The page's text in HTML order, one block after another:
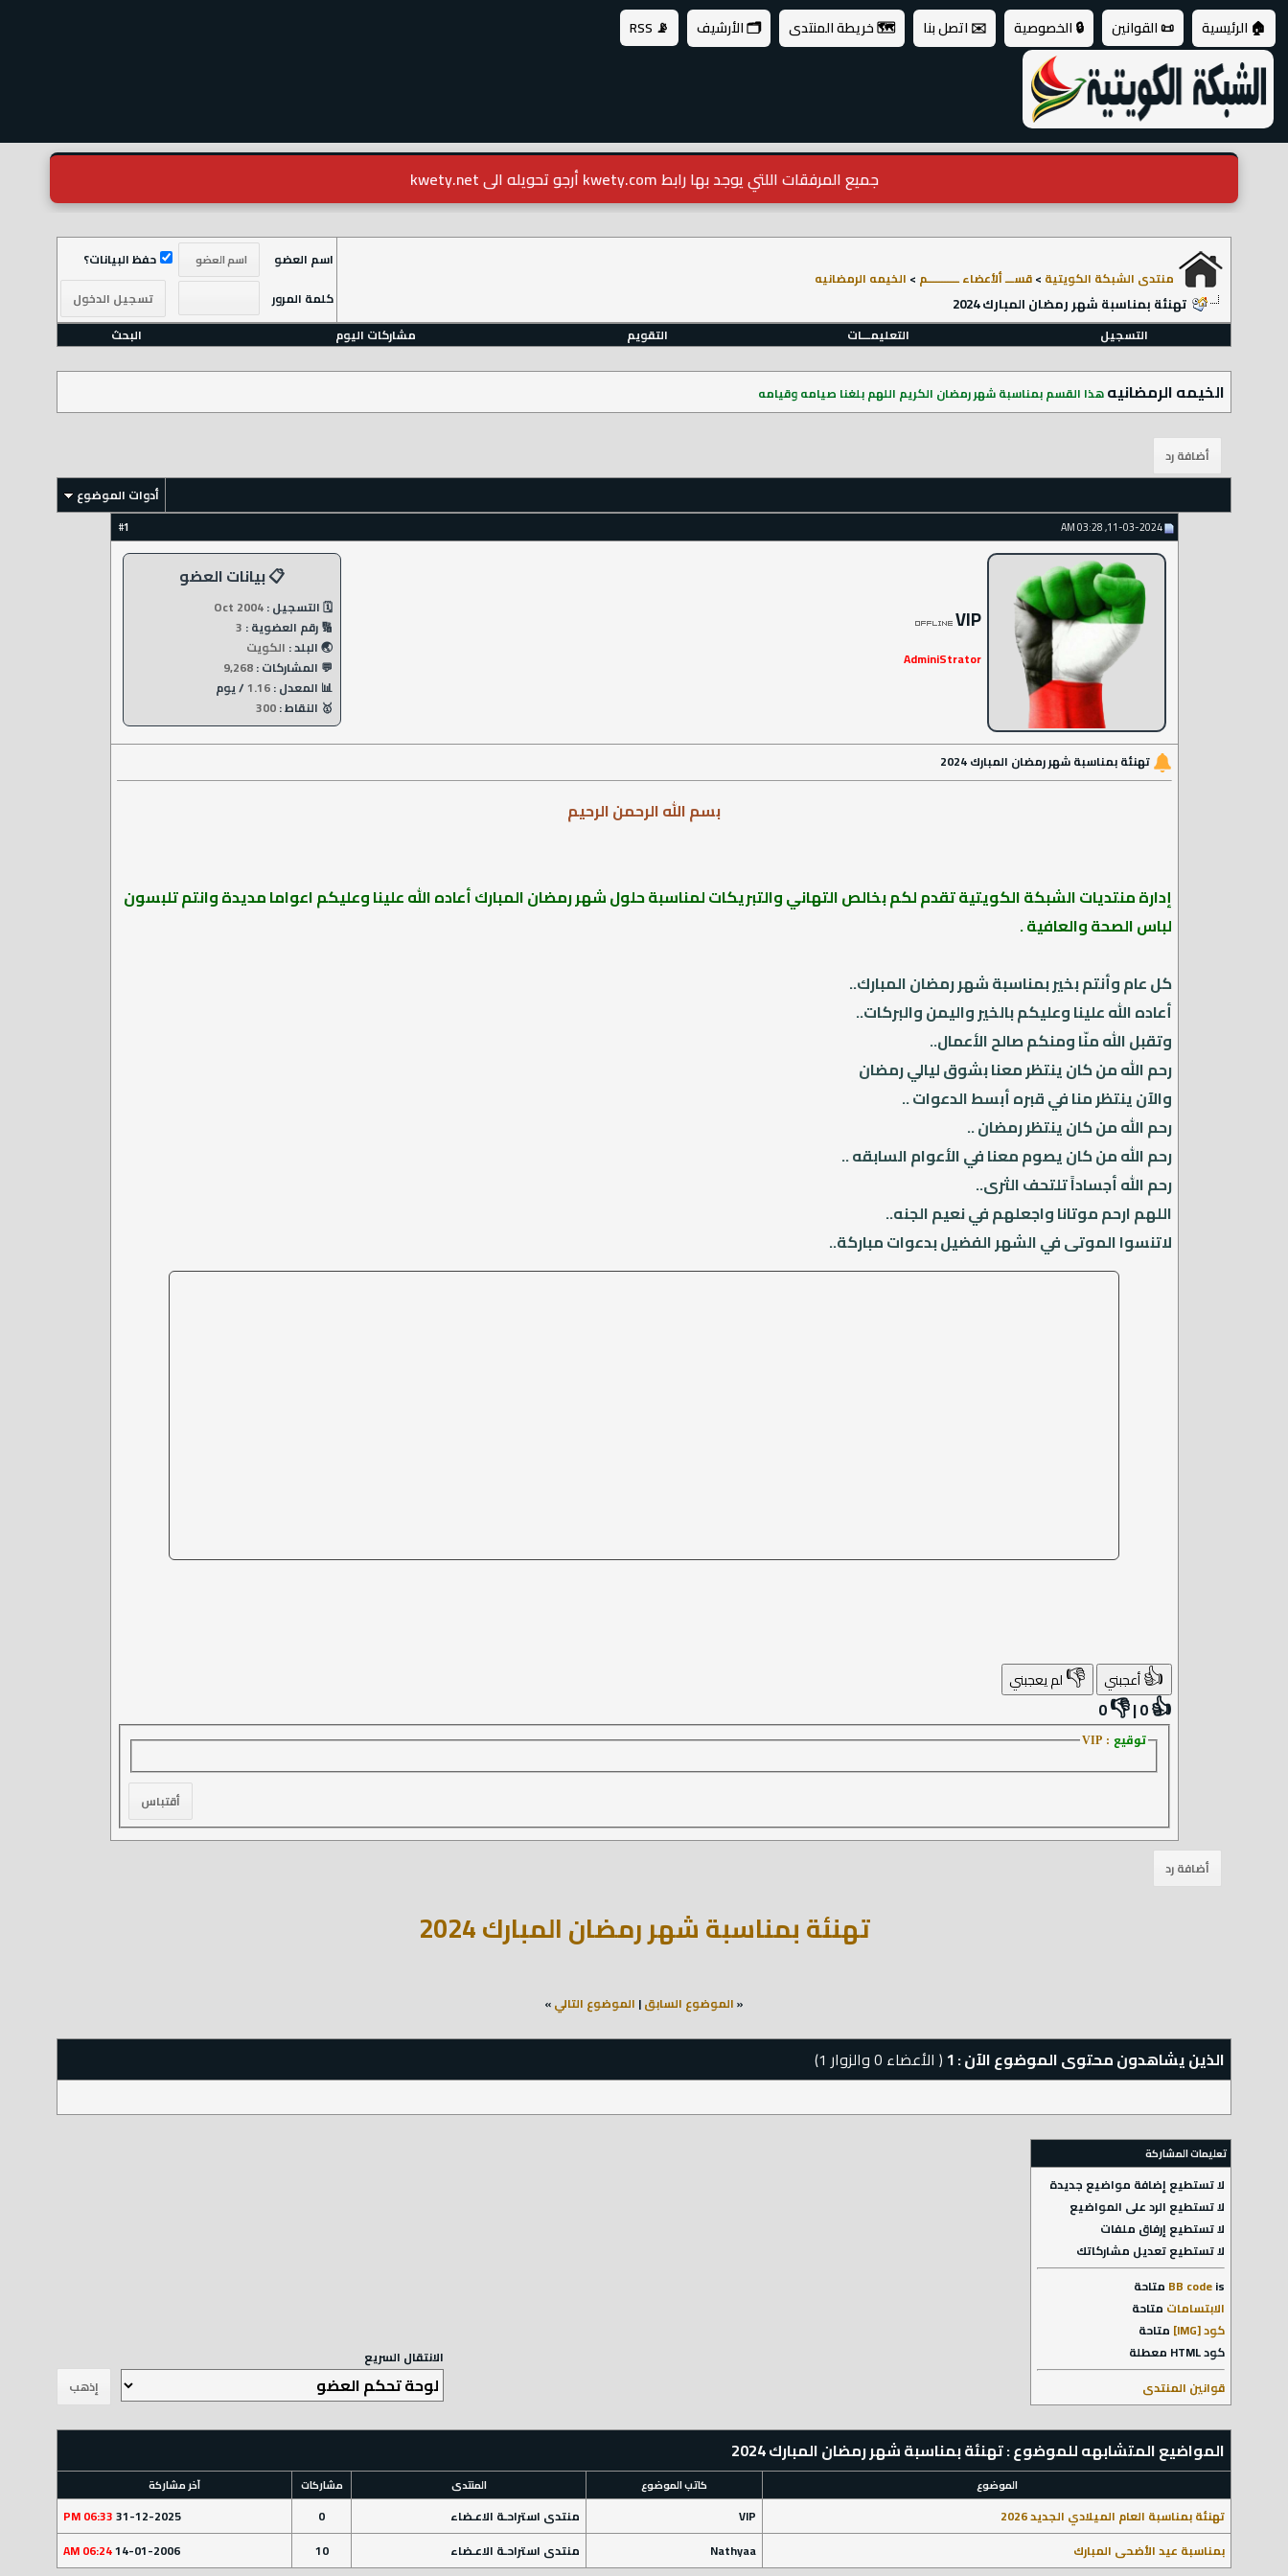
🏠 الرئيسية 📜 القوانين 🔒 الخصوصية ✉️ اتصل بنا 🗺️ خريطة المنتدى 🗂️ الأرشيف 📡 RSS
جميع المرفقات اللتي يوجد بها رابط kwety.com أرجو تحويله الى kwety.net
منتدى الشبكة الكويتية >قســـ ألأعضاء ـــــــــــم > الخيمه الرمضانيه
تهنئة بمناسبة شهر رمضان المبارك 2024
اسم العضو
حفظ البيانات؟
كلمة المرور
التسجيل
التعليمـــات التقويم مشاركات اليوم البحث
الخيمه الرمضانيههذا القسم بمناسبة شهر رمضان الكريم اللهم بلغنا صيامه وقيامه
أدوات الموضوع
1 11-03-2024, 03:28 AM
VIP
AdminiStrator
📋 بيانات العضو
🗓️ التسجيل :Oct 2004
🔢 رقم العضوية : 3
🌏 البلد : الكويت
💬 المشاركات :9,268
📊 المعدل :1.16 / يوم
🥇 النقاط :300
تهنئة بمناسبة شهر رمضان المبارك 2024
بسم الله الرحمن الرحيم
إدارة منتديات الشبكة الكويتية تقدم لكم بخالص التهاني والتبريكات لمناسبة حلول شهر رمضان المبارك أعاده الله علينا وعليكم اعواما مديدة وانتم تلبسون
لباس الصحة والعافية .
كل عام وأنتم بخير بمناسبة شهر رمضان المبارك..
أعاده الله علينا وعليكم بالخير واليمن والبركات..
وتقبل الله منّا ومنكم صالح الأعمال..
رحم الله من كان ينتظر معنا بشوق ليالي رمضان
والآن ينتظر منا في قبره أبسط الدعوات ..
رحم الله من كان ينتظر رمضان ..
رحم الله من كان يصوم معنا في الأعوام السابقه ..
رحم الله أجساداً تلتحف الثرى..
اللهم ارحم موتانا واجعلهم في نعيم الجنه..
لاتنسوا الموتى في الشهر الفضيل بدعوات مباركة..
👍أعجبني 👎لم يعجبني
👍
0
|
👎
0
توقيع: VIP
تهنئة بمناسبة شهر رمضان المبارك 2024
«الموضوع السابق| الموضوع التالي»
الذين يشاهدون محتوى الموضوع الآن : 1 ( الأعضاء 0 والزوار 1)
تعليمات المشاركة
لا تستطيع إضافة مواضيع جديدة
لا تستطيع الرد على المواضيع
لا تستطيع إرفاق ملفات
لا تستطيعتعديل مشاركاتك
BB codeis
متاحة
الابتسامات متاحة
كود [IMG]
متاحة
كود HTML
معطلة
قوانين المنتدى
الانتقال السريع
المواضيع المتشابهه للموضوع : تهنئة بمناسبة شهر رمضان المبارك 2024
الموضوع كاتب الموضوع المنتدى مشاركات آخر مشاركة
تهنئة بمناسبة العام الميلادي الجديد 2026 VIP منتدى استراحـة الاعـضاء 0
31-12-2025
06:33 PM
بمناسبة عيد الأضحى المبارك
Nathyaa منتدى استراحـة الاعـضاء 10
14-01-2006
06:24 AM